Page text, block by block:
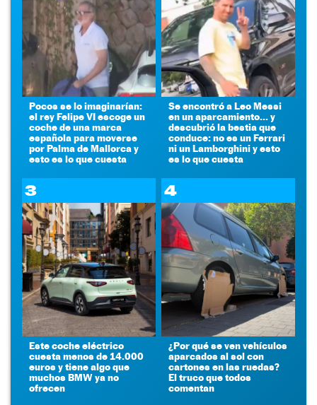
Pocos se lo imaginarían:
el rey Felipe VI escoge un
coche de una marca
española para moverse
por Palma de Mallorca y
esto es lo que cuesta
Se encontró a Leo Messi
en un aparcamiento... y
descubrió la bestia que
conduce: no es un Ferrari
ni un Lamborghini y esto
es lo que cuesta
3
Este coche eléctrico
cuesta menos de 14.000
euros y tiene algo que
muchos BMW ya no
ofrecen
4
¿Por qué se ven vehículos
aparcados al sol con
cartones en las ruedas?
El truco que todos
comentan